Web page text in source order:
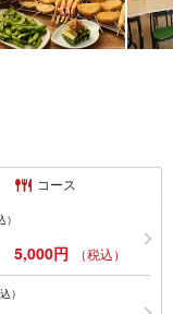
コース
5,000円 （税込）
）